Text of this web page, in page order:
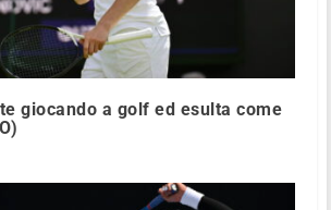
giocando a golf ed esulta come